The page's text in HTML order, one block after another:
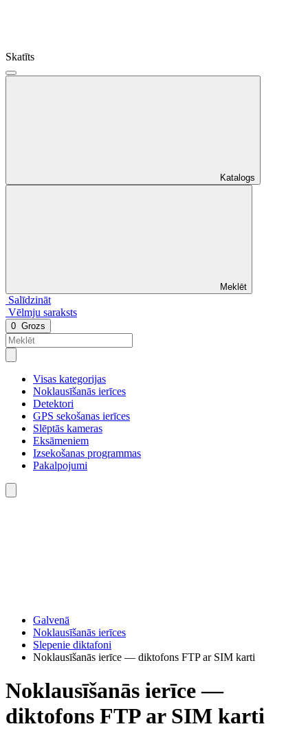
Skatīts
Katalogs
Meklēt
Salīdzināt
Vēlmju saraksts
0 Grozs
Visas kategorijas
Noklausīšanās ierīces
Detektori
GPS sekošanas ierīces
Slēptās kameras
Eksāmeniem
Izsekošanas programmas
Pakalpojumi
Galvenā
Noklausīšanās ierīces
Slepenie diktafoni
Noklausīšanās ierīce — diktofons FTP ar SIM karti
Noklausīšanās ierīce —
diktofons FTP ar SIM karti